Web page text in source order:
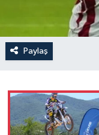
Paylaş